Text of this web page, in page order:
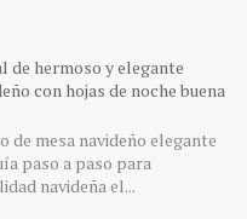
de hermoso y elegante
con hojas de noche buena
de mesa navideño elegante
paso a paso para
navideña el...